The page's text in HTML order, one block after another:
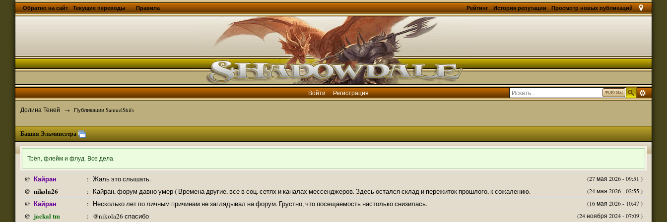
Просмотр новых публикаций
Обратно на сайт Текущие переводы История репутации
Рейтинг
Правила
ФОРУМЫ
Войти Регистрация
Долина Теней → Публикации SamuelShifs
Башня Эльминстера
Трёп, флейм и флуд. Все дела.
@ Кайран : (27 мая 2026 - 09:51 )
Жаль это слышать.
@ nikola26 : (24 мая 2026 - 02:55 )
Кайран, форум давно умер ( Времена другие, все в соц. сетях и каналах мессенджеров. Здесь остался склад и пережиток прошлого, к сожалению.
@ Кайран : (16 мая 2026 - 10:47 )
Несколько лет по личным причинам не заглядывал на форум. Грустно, что посещаемость настолько снизилась.
@ jackal tm : (24 ноября 2024 - 07:09 )
@nikola26 спасибо